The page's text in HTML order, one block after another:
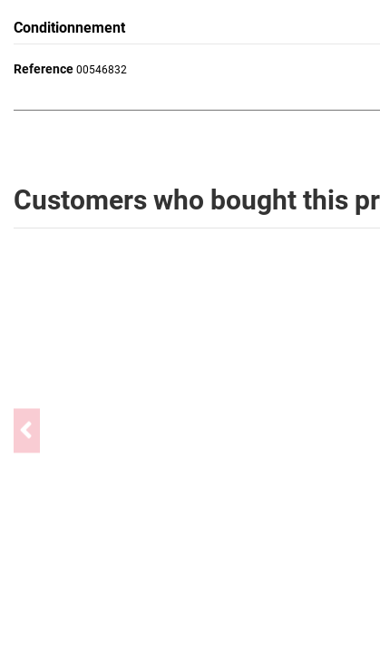
Conditionnement
Reference 00546832
Customers who bought this